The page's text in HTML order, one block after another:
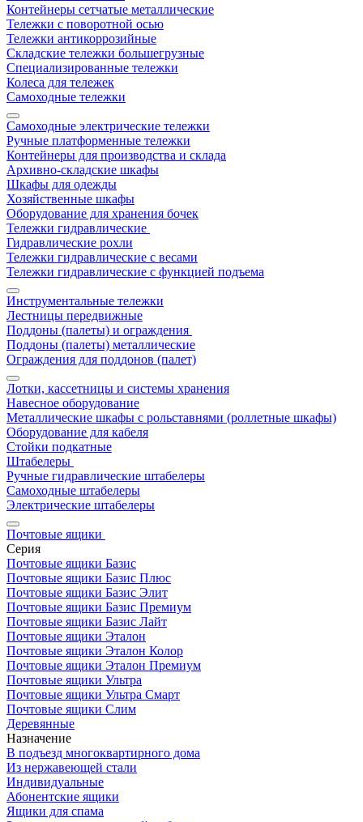
Контейнеры сетчатые металлические
Тележки с поворотной осью
Тележки антикоррозийные
Складские тележки большегрузные
Специализированные тележки
Колеса для тележек
Самоходные тележки
Самоходные электрические тележки
Ручные платформенные тележки
Контейнеры для производства и склада
Архивно-складские шкафы
Шкафы для одежды
Хозяйственные шкафы
Оборудование для хранения бочек
Тележки гидравлические
Гидравлические рохли
Тележки гидравлические с весами
Тележки гидравлические с функцией подъема
Инструментальные тележки
Лестницы передвижные
Поддоны (палеты) и ограждения
Поддоны (палеты) металлические
Ограждения для поддонов (палет)
Лотки, кассетницы и системы хранения
Навесное оборудование
Металлические шкафы с рольставнями (роллетные шкафы)
Оборудование для кабеля
Стойки подкатные
Штабелеры
Ручные гидравлические штабелеры
Самоходные штабелеры
Электрические штабелеры
Почтовые ящики
Серия
Почтовые ящики Базис
Почтовые ящики Базис Плюс
Почтовые ящики Базис Элит
Почтовые ящики Базис Премиум
Почтовые ящики Базис Лайт
Почтовые ящики Эталон
Почтовые ящики Эталон Колор
Почтовые ящики Эталон Премиум
Почтовые ящики Ультра
Почтовые ящики Ультра Смарт
Почтовые ящики Слим
Деревянные
Назначение
В подъезд многоквартирного дома
Из нержавеющей стали
Индивидуальные
Абонентские ящики
Ящики для спама